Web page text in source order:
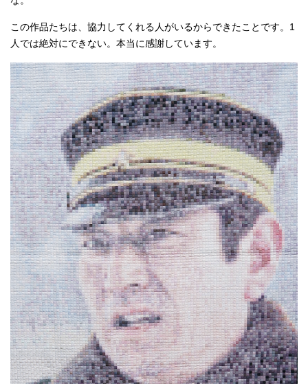
この作品たちは、協力してくれる人がいるからできたことです。1
人では絶対にできない。本当に感謝しています。